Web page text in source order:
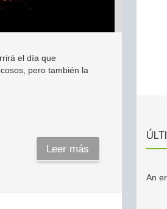
el día que
pero también la
Leer más
An